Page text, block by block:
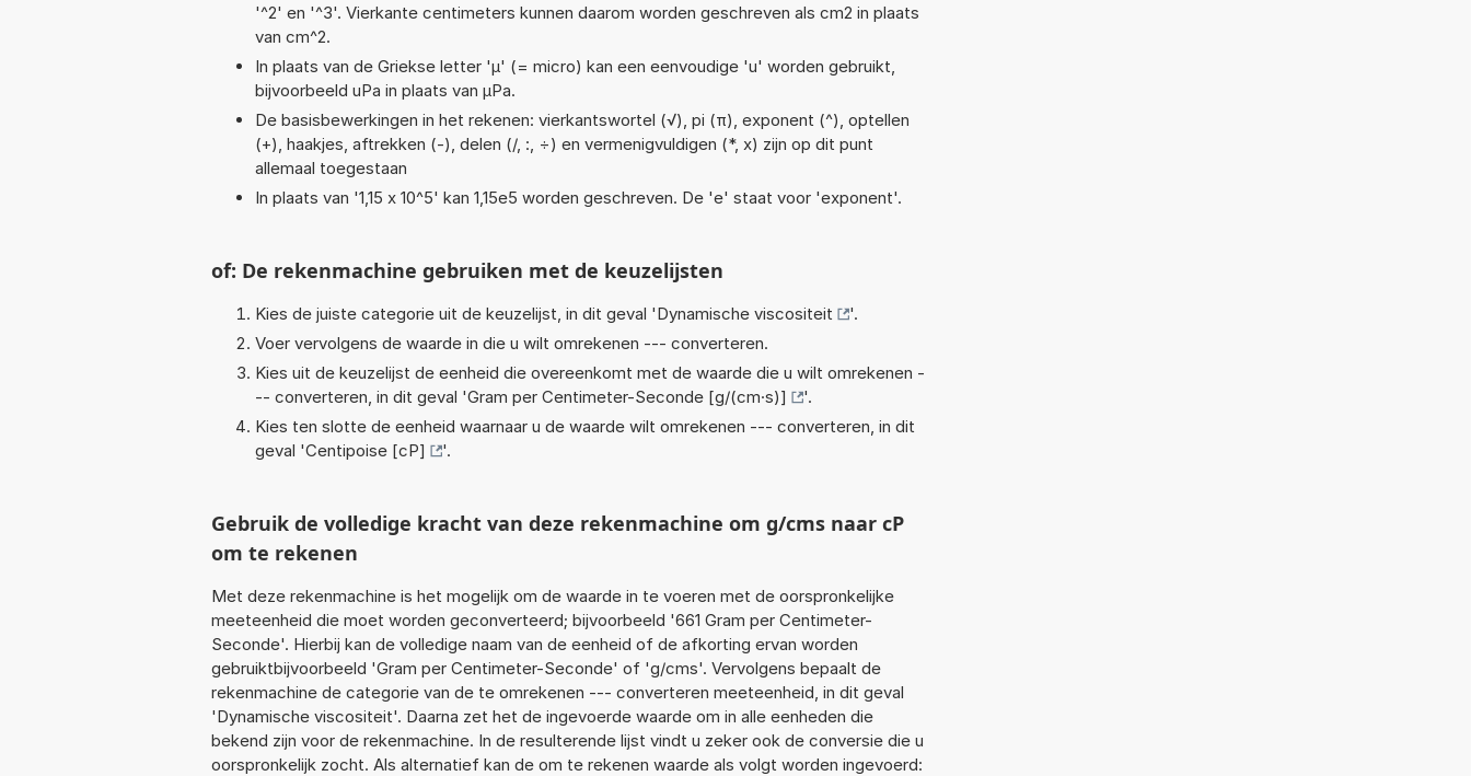
'^2' en '^3'. Vierkante centimeters kunnen daarom worden geschreven als cm2 in plaats
van cm^2.
In plaats van de Griekse letter 'µ' (= micro) kan een eenvoudige 'u' worden gebruikt,
bijvoorbeeld uPa in plaats van µPa.
De basisbewerkingen in het rekenen: vierkantswortel (√), pi (π), exponent (^), optellen
(+), haakjes, aftrekken (-), delen (/, :, ÷) en vermenigvuldigen (*, x) zijn op dit punt
allemaal toegestaan
In plaats van '1,15 x 10^5' kan 1,15e5 worden geschreven. De 'e' staat voor 'exponent'.
of: De rekenmachine gebruiken met de keuzelijsten
Kies de juiste categorie uit de keuzelijst, in dit geval 'Dynamische viscositeit
'.
Voer vervolgens de waarde in die u wilt omrekenen --- converteren.
Kies uit de keuzelijst de eenheid die overeenkomt met de waarde die u wilt omrekenen -
-- converteren, in dit geval 'Gram per Centimeter-Seconde [g/(cm·s)]
'.
Kies ten slotte de eenheid waarnaar u de waarde wilt omrekenen --- converteren, in dit
geval 'Centipoise [cP] '.
Gebruik de volledige kracht van deze rekenmachine om g/cms naar cP
om te rekenen
Met deze rekenmachine is het mogelijk om de waarde in te voeren met de oorspronkelijke
meeteenheid die moet worden geconverteerd; bijvoorbeeld '661 Gram per Centimeter-
Seconde'. Hierbij kan de volledige naam van de eenheid of de afkorting ervan worden
gebruiktbijvoorbeeld 'Gram per Centimeter-Seconde' of 'g/cms'. Vervolgens bepaalt de
rekenmachine de categorie van de te omrekenen --- converteren meeteenheid, in dit geval
'Dynamische viscositeit'. Daarna zet het de ingevoerde waarde om in alle eenheden die
bekend zijn voor de rekenmachine. In de resulterende lijst vindt u zeker ook de conversie die u
oorspronkelijk zocht. Als alternatief kan de om te rekenen waarde als volgt worden ingevoerd: